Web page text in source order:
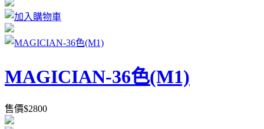
MAGICIAN-36色(M1)
售價$2800